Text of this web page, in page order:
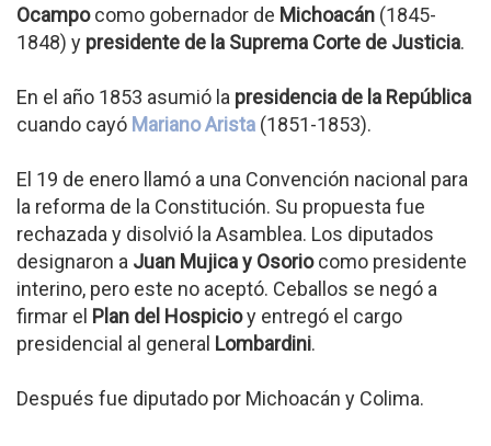
Ocampocomo gobernador de Michoacán (1845-
1848) y presidente de la Suprema Corte de Justicia.
En el año 1853 asumió la presidencia de la República
cuando cayó Mariano Arista (1851-1853).
El 19 de enero llamó a una Convención nacional para
la reforma de la Constitución. Su propuesta fue
rechazada y disolvió la Asamblea. Los diputados
designaron a Juan Mujica y Osoriocomo presidente
interino, pero este no aceptó. Ceballos se negó a
firmar el Plan del Hospicioy entregó el cargo
presidencial al general Lombardini.
Después fue diputado por Michoacán y Colima.